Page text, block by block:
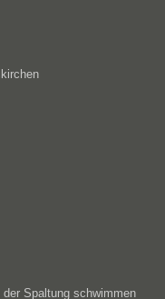
Spaltung schwimmen